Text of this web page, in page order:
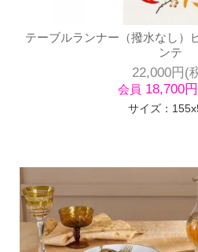
テーブルランナー（撥水なし）
ンテ
22,000円(
会員 18,700
サイズ：